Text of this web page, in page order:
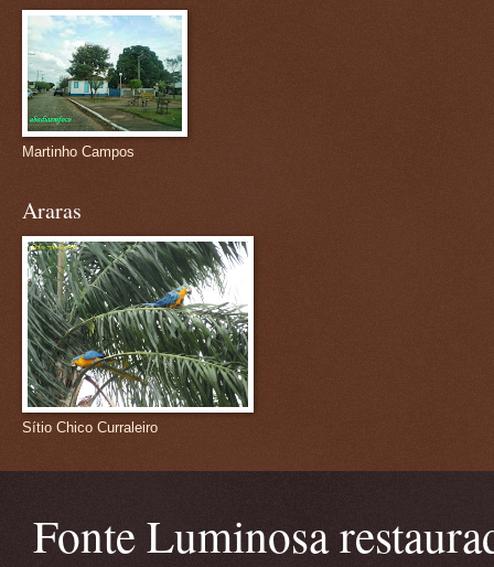
Martinho Campos
Araras
Sítio Chico Curraleiro
Fonte Luminosa